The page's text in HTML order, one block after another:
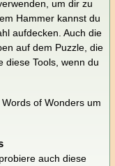
um dir zu
Hammer kannst du
aufdecken. Auch die
auf dem Puzzle, die
diese Tools, wenn du
of Wonders um
auch diese